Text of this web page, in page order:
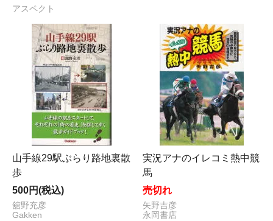
アスペクト
山手線29駅ぶらり路地裏散
歩
500円(税込)
舘野充彦
Gakken
実況アナのイレコミ熱中競
馬
売切れ
矢野吉彦
永岡書店